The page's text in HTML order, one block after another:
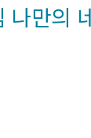
나만의